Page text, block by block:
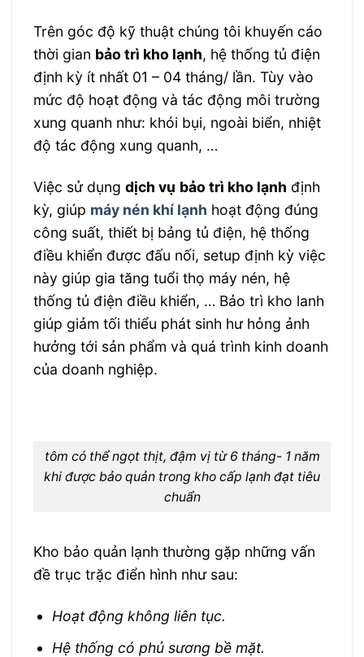
Trên góc độ kỹ thuật chúng tôi khuyến cáo
thời gian bảo trì kho lạnh, hệ thống tủ điện
định kỳ ít nhất 01 – 04 tháng/ lần. Tùy vào
mức độ hoạt động và tác động môi trường
xung quanh như: khói bụi, ngoài biển, nhiệt
độ tác động xung quanh, …
Việc sử dụngdịch vụ bảo trì kho lạnh định
kỳ, giúp máy nén khí lạnh hoạt động đúng
công suất, thiết bị bảng tủ điện, hệ thống
điều khiển được đấu nối, setup định kỳ việc
này giúp gia tăng tuổi thọ máy nén, hệ
thống tủ điện điều khiển, … Bảo trì kho lanh
giúp giảm tối thiểu phát sinh hư hỏng ảnh
hưởng tới sản phẩm và quá trình kinh doanh
của doanh nghiệp.
tôm có thể ngọt thịt, đậm vị từ 6 tháng- 1 năm
khi được bảo quản trong kho cấp lạnh đạt tiêu
chuẩn
Kho bảo quản lạnh thường gặp những vấn
đề trục trặc điển hình như sau:
Hoạt động không liên tục.
Hệ thống có phủ sương bề mặt.